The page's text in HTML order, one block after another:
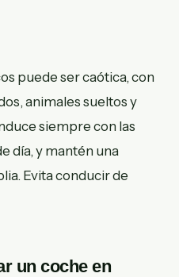
puede ser caótica, con
animales sueltos y
siempre con las
día, y mantén una
Evita conducir de
un coche en